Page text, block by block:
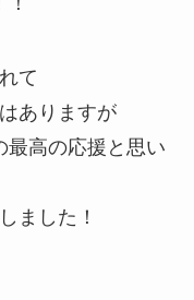
て
ありますが
最高の応援と思い
ました！